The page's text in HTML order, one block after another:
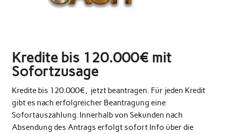
Kredite bis 120.000€ mit
Sofortzusage
Kredite bis 120.000€, jetzt beantragen. Für jeden Kredit
gibt es nach erfolgreicher Beantragung eine
Sofortauszahlung. Innerhalb von Sekunden nach
Absendung des Antrags erfolgt sofort Info über die